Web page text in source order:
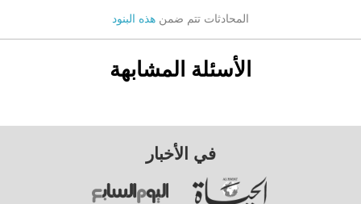
المحادثات تتم ضمن هذه البنود
الأسئلة المشابهة
في الأخبار